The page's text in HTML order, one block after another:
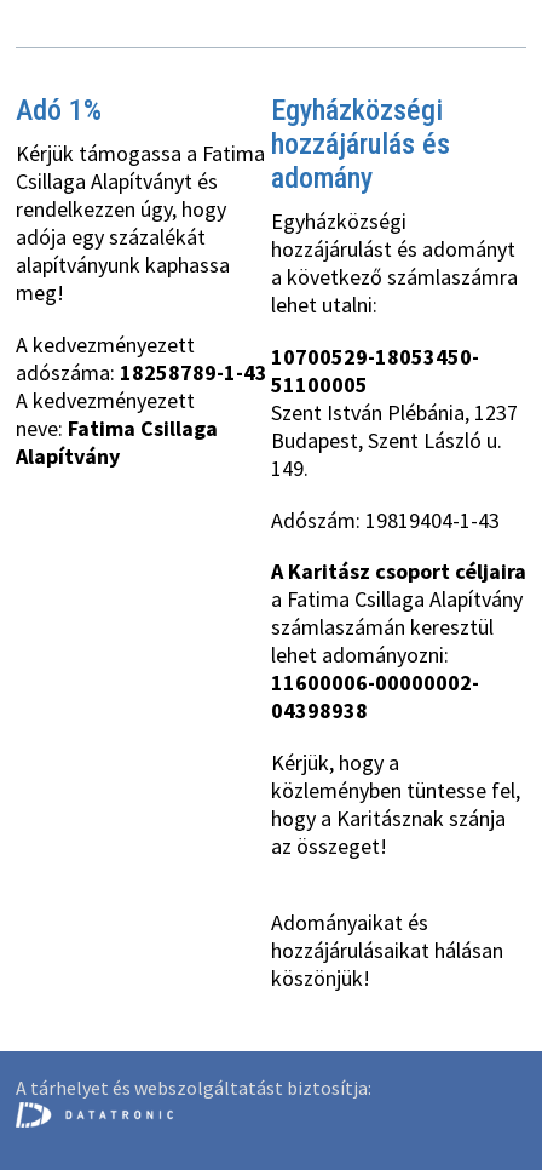
Adó 1%
Kérjük támogassa a Fatima
Csillaga Alapítványt és
rendelkezzen úgy, hogy
adója egy százalékát
alapítványunk kaphassa
meg!
A kedvezményezett
adószáma: 18258789-1-43
A kedvezményezett
neve: Fatima Csillaga
Alapítvány
Egyházközségi
hozzájárulás és
adomány
Egyházközségi
hozzájárulást és adományt
a következő számlaszámra
lehet utalni:
10700529-18053450-
51100005
Szent István Plébánia, 1237
Budapest, Szent László u.
149.
Adószám: 19819404-1-43
A Karitász csoport céljaira
a Fatima Csillaga Alapítvány
számlaszámán keresztül
lehet adományozni:
11600006-00000002-
04398938
Kérjük, hogy a
közleményben tüntesse fel,
hogy a Karitásznak szánja
az összeget!
Adományaikat és
hozzájárulásaikat hálásan
köszönjük!
A tárhelyet és webszolgáltatást biztosítja: